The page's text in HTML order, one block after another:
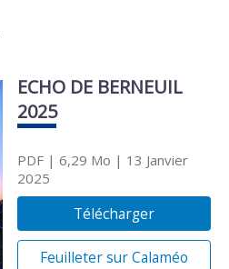
ECHO DE BERNEUIL
2025
PDF| 6,29 Mo | 13 Janvier
2025
Télécharger
Feuilleter sur Calaméo